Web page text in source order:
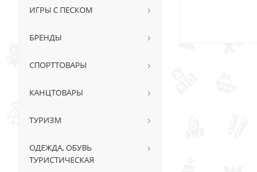
ИГРЫ С ПЕСКОМ
БРЕНДЫ
СПОРТТОВАРЫ
КАНЦТОВАРЫ
ТУРИЗМ
ОДЕЖДА, ОБУВЬ
ТУРИСТИЧЕСКАЯ